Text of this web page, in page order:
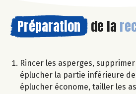
Préparation de la
Rincer les asperges,
éplucher la partie inférieure
éplucher économe, tailler les